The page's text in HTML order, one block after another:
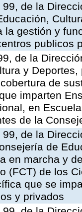
de la
la gestión y
publicos
de la
y
de
imparten
en
de la
de la
de
en marcha y
(FCT) de los
que se
y privados